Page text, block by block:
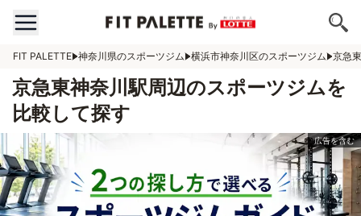
FIT PALETTE 神奈川県のスポーツジム 横浜市神奈川区のスポーツジム 京急
京急東神奈川駅周辺のスポーツジムを
比較して探す